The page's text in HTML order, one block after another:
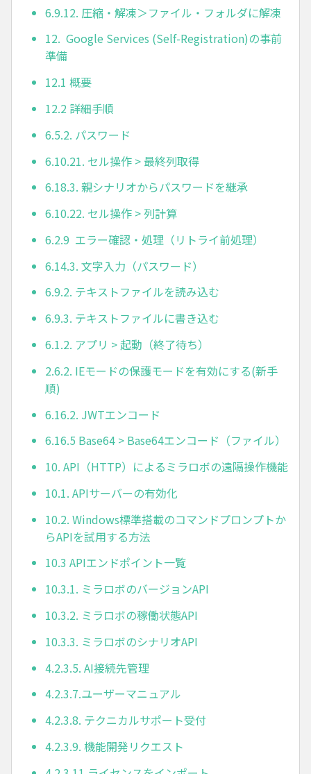
6.9.12. 圧縮・解凍＞ファイル・フォルダに解凍
12. Google Services (Self-Registration)の事前
準備
12.1 概要
12.2 詳細手順
6.5.2. パスワード
6.10.21. セル操作 > 最終列取得
6.18.3. 親シナリオからパスワードを継承
6.10.22. セル操作 > 列計算
6.2.9 エラー確認・処理（リトライ前処理）
6.14.3. 文字入力（パスワード）
6.9.2. テキストファイルを読み込む
6.9.3. テキストファイルに書き込む
6.1.2. アプリ > 起動（終了待ち）
2.6.2. IEモードの保護モードを有効にする(新手
順)
6.16.2. JWTエンコード
6.16.5 Base64 > Base64エンコード（ファイル）
10. API（HTTP）によるミラロボの遠隔操作機能
10.1. APIサーバーの有効化
10.2. Windows標準搭載のコマンドプロンプトか
らAPIを試用する方法
10.3 APIエンドポイント一覧
10.3.1. ミラロボのバージョンAPI
10.3.2. ミラロボの稼働状態API
10.3.3. ミラロボのシナリオAPI
4.2.3.5. AI接続先管理
4.2.3.7.ユーザーマニュアル
4.2.3.8. テクニカルサポート受付
4.2.3.9. 機能開発リクエスト